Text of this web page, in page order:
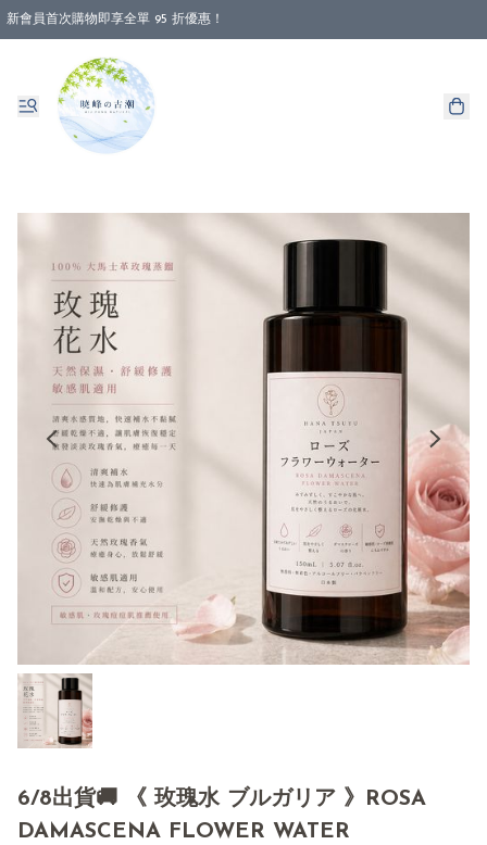
新會員首次購物即享全單 95 折優惠！
6/8出貨🚚 《 玫瑰水 ブルガリア 》ROSA
DAMASCENA FLOWER WATER